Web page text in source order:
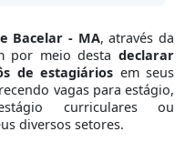
Bacelar - MA, através da
por meio desta declarar
de estagiários em seus
vagas para estágio,
curriculares ou
diversos setores.